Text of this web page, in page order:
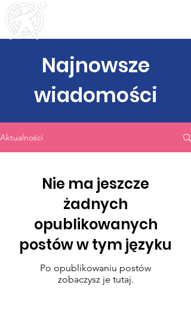
Najnowsze
wiadomości
Aktualności
Nie ma jeszcze
żadnych
opublikowanych
postów w tym języku
Po opublikowaniu postów
zobaczysz je tutaj.